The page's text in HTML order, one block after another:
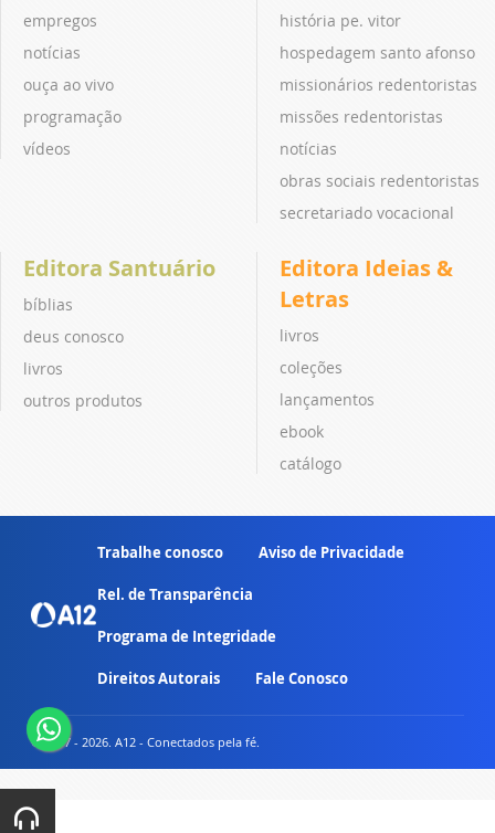
empregos
notícias
ouça ao vivo
programação
vídeos
história pe. vitor
hospedagem santo afonso
missionários redentoristas
missões redentoristas
notícias
obras sociais redentoristas
secretariado vocacional
Editora Santuário
bíblias
deus conosco
livros
outros produtos
Editora Ideias &
Letras
livros
coleções
lançamentos
ebook
catálogo
Trabalhe conosco Aviso de Privacidade
Rel. de Transparência
Programa de Integridade
Direitos Autorais Fale Conosco
© 2007 - 2026. A12 - Conectados pela fé.